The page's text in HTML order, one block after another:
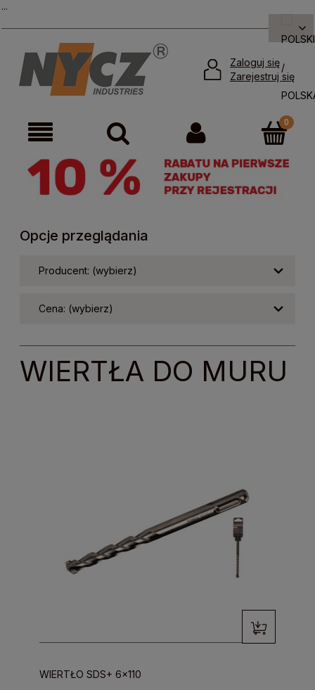
...
Zarejestruj się
Zaloguj się
Opcje przeglądania
Producent: (wybierz)
Cena: (wybierz)
WIERTŁA DO MURU
WIERTŁO SDS+ 6x110